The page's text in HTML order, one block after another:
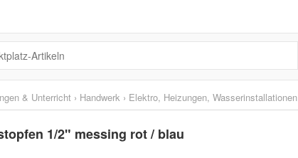
& Unterricht › Handwerk › Elektro, Heizungen, Wasserinstallationen
1/2" messing rot / blau